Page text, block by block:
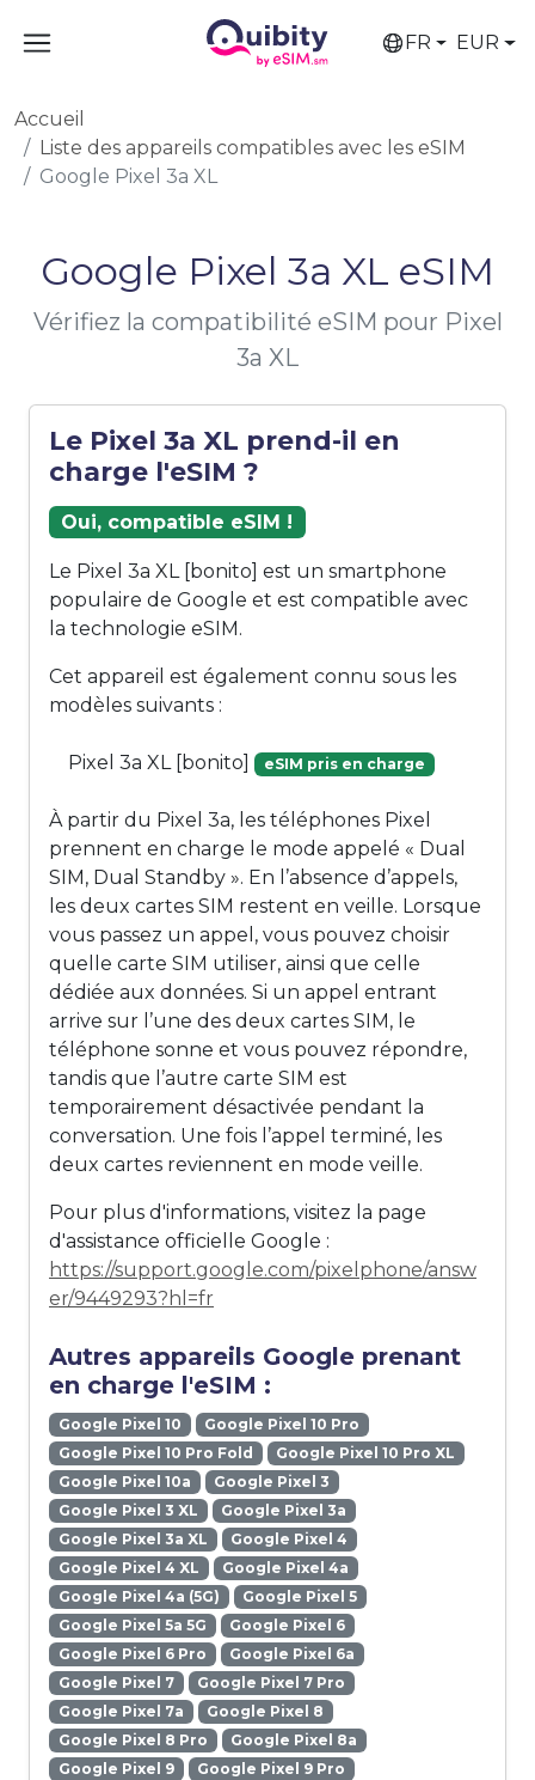
FR EUR
Accueil
Liste des appareils compatibles avec les eSIM
Google Pixel 3a XL
Google Pixel 3a XL eSIM
Vérifiez la compatibilité eSIM pour Pixel
3a XL
Le Pixel 3a XL prend-il en
charge l'eSIM ?
Oui, compatible eSIM !
Le Pixel 3a XL [bonito] est un smartphone
populaire de Google et est compatible avec
la technologie eSIM.
Cet appareil est également connu sous les
modèles suivants :
Pixel 3a XL [bonito] eSIM pris en charge
À partir du Pixel 3a, les téléphones Pixel
prennent en charge le mode appelé « Dual
SIM, Dual Standby ». En l’absence d’appels,
les deux cartes SIM restent en veille. Lorsque
vous passez un appel, vous pouvez choisir
quelle carte SIM utiliser, ainsi que celle
dédiée aux données. Si un appel entrant
arrive sur l’une des deux cartes SIM, le
téléphone sonne et vous pouvez répondre,
tandis que l’autre carte SIM est
temporairement désactivée pendant la
conversation. Une fois l’appel terminé, les
deux cartes reviennent en mode veille.
Pour plus d'informations, visitez la page
d'assistance officielle Google :
https://support.google.com/pixelphone/answ
er/9449293?hl=fr
Autres appareils Google prenant
en charge l'eSIM :
Google Pixel 10
Google Pixel 10 Pro
Google Pixel 10 Pro Fold
Google Pixel 10 Pro XL
Google Pixel 10a
Google Pixel 3
Google Pixel 3 XL
Google Pixel 3a
Google Pixel 3a XL
Google Pixel 4
Google Pixel 4 XL
Google Pixel 4a
Google Pixel 4a (5G)
Google Pixel 5
Google Pixel 5a 5G
Google Pixel 6
Google Pixel 6 Pro
Google Pixel 6a
Google Pixel 7
Google Pixel 7 Pro
Google Pixel 7a
Google Pixel 8
Google Pixel 8 Pro
Google Pixel 8a
Google Pixel 9
Google Pixel 9 Pro